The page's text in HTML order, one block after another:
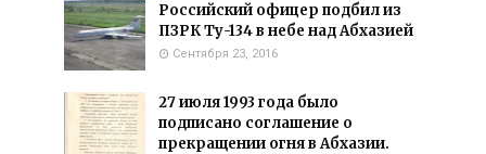
Российский офицер подбил из
ПЗРК Ту-134 в небе над Абхазией
Сентября 23, 2016
27 июля 1993 года было
подписано соглашение о
прекращении огня в Абхазии.